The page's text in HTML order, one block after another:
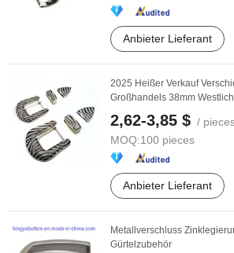
Anbieter Lieferant
2025 Heißer Verkauf
Großhandels 38mm
Maßgeschneiderte ...
2,62-3,85 $ /
MOQ:100 pieces
Anbieter Lieferant
Metallverschluss
Gürtelzubehör